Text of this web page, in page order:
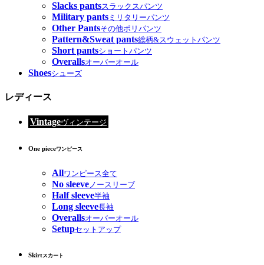
Slacks pantsスラックスパンツ
Military pants ミリタリーパンツ
Other Pantsその他ポリパンツ
Pattern&Sweat pants総柄&スウェットパンツ
Short pantsショートパンツ
Overallsオーバーオール
Shoesシューズ
レディース
Vintageヴィンテージ
One pieceワンピース
Allワンピース全て
No sleeve ノースリーブ
Half sleeve半袖
Long sleeve長袖
Overallsオーバーオール
Setupセットアップ
Skirtスカート